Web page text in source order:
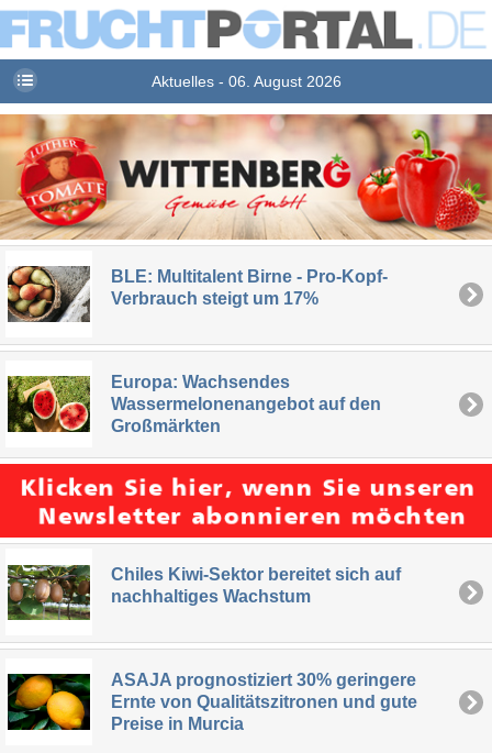
Aktuelles - 06. August 2026
BLE: Multitalent Birne - Pro-Kopf-
Verbrauch steigt um 17%
Europa: Wachsendes
Wassermelonenangebot auf den
Großmärkten
Chiles Kiwi-Sektor bereitet sich auf
nachhaltiges Wachstum
ASAJA prognostiziert 30% geringere
Ernte von Qualitätszitronen und gute
Preise in Murcia